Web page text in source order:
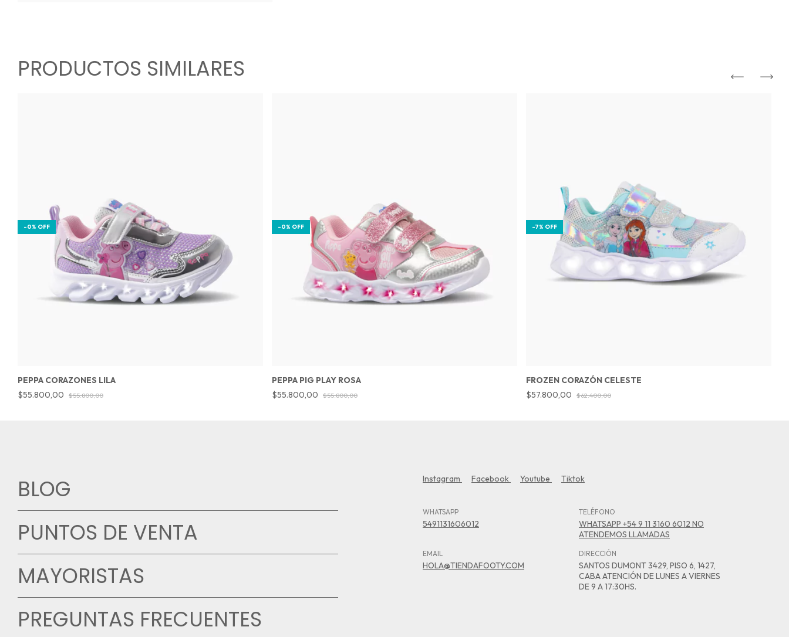
PRODUCTOS SIMILARES
-0% OFF
PEPPA CORAZONES LILA
$55.800,00
$55.800,00
-0% OFF
PEPPA PIG PLAY ROSA
$55.800,00
$55.800,00
-7% OFF
FROZEN CORAZÓN CELESTE
$57.800,00
$62.400,00
BLOG
PUNTOS DE VENTA
MAYORISTAS
PREGUNTAS FRECUENTES
Instagram Facebook Youtube Tiktok
WHATSAPP
5491131606012
TELÉFONO
WHATSAPP +54 9 11 3160 6012 NO
ATENDEMOS LLAMADAS
EMAIL
HOLA@TIENDAFOOTY.COM
DIRECCIÓN
SANTOS DUMONT 3429, PISO 6, 1427,
CABA ATENCIÓN DE LUNES A VIERNES
DE 9 A 17:30HS.